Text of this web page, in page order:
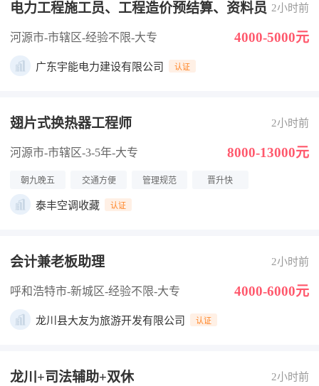
电力工程施工员、工程造价预结算、资料员 2小时前
河源市-市辖区-经验不限-大专 4000-5000元
广东宇能电力建设有限公司 认证
翅片式换热器工程师 2小时前
河源市-市辖区-3-5年-大专 8000-13000元
朝九晚五 交通方便 管理规范 晋升快
泰丰空调收藏 认证
会计兼老板助理 2小时前
呼和浩特市-新城区-经验不限-大专 4000-6000元
龙川县大友为旅游开发有限公司 认证
龙川+司法辅助+双休 2小时前